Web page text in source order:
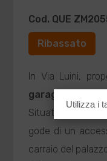
Cod. QUE
Ribassato
In Via Luini,
garage
Situato al piano
gode di un
carraio del
Utilizza i